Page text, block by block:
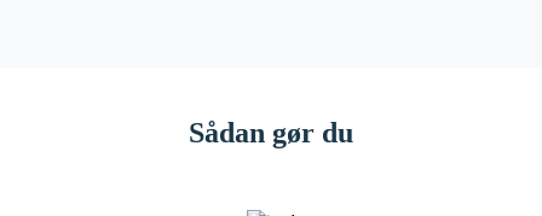
Sådan gør du